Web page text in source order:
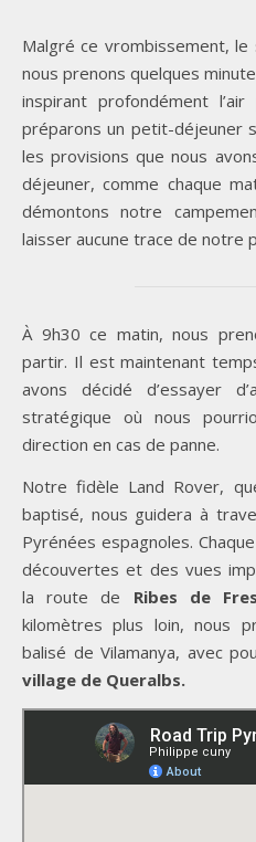
Malgré ce vrombissement,
nous prenons quelques
inspirant profondément
préparons un petit-déjeuner
les provisions que nous
déjeuner, comme chaque
démontons notre
laisser aucune trace de notre
À 9h30 ce matin, nous
partir. Il est maintenant
avons décidé d’essayer
stratégique où nous
direction en cas de panne.
Notre fidèle Land Rover,
baptisé, nous guidera à
Pyrénées espagnoles.
découvertes et des vues
la route de Ribes de
kilomètres plus loin, nous
balisé de Vilamanya, avec
village de Queralbs.